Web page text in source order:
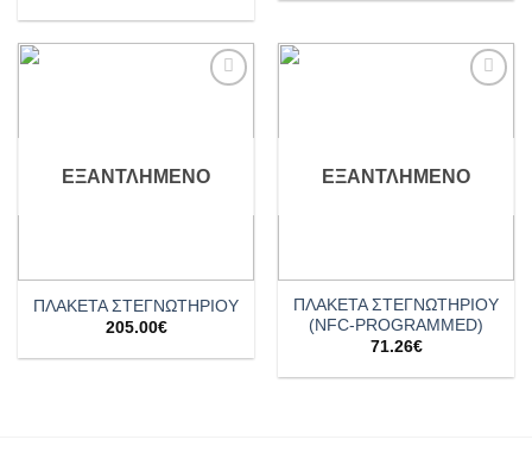
ΕΞΑΝΤΛΗΜΈΝΟ
ΠΛΑΚΕΤΑ ΣΤΕΓΝΩΤΗΡΙΟΥ
205.00€
ΕΞΑΝΤΛΗΜΈΝΟ
ΠΛΑΚΕΤΑ ΣΤΕΓΝΩΤΗΡΙΟΥ
(NFC-PROGRAMMED)
71.26€